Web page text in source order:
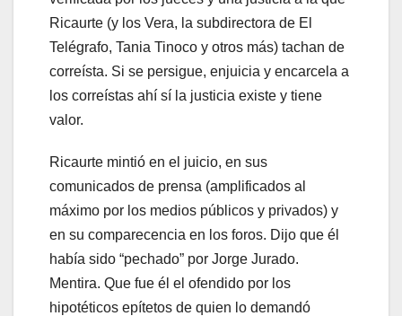
Ricaurte (y los Vera, la subdirectora de El
Telégrafo, Tania Tinoco y otros más) tachan de
correísta. Si se persigue, enjuicia y encarcela a
los correístas ahí sí la justicia existe y tiene
valor.
Ricaurte mintió en el juicio, en sus
comunicados de prensa (amplificados al
máximo por los medios públicos y privados) y
en su comparecencia en los foros. Dijo que él
había sido “pechado” por Jorge Jurado.
Mentira. Que fue él el ofendido por los
hipotéticos epítetos de quien lo demandó